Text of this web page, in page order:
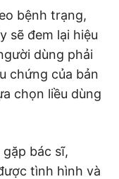
bệnh trạng,
sẽ đem lại hiệu
dùng phải
chứng của bản
chọn liều dùng
bác sĩ,
tình hình và